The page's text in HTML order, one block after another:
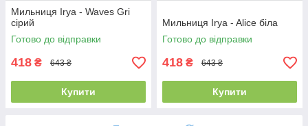
Мильниця Irya - Waves Gri
сірий
Готово до відправки
418 ₴ 643 ₴
Купити
Мильниця Irya - Alice біла
Готово до відправки
418 ₴ 643 ₴
Купити